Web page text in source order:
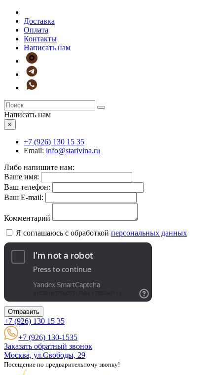
Доставка
Оплата
Контакты
Написать нам
Написать нам
×
+7 (926) 130 15 35
Email: info@starivina.ru
Либо напишите нам:
Ваше имя:
Ваш телефон:
Ваш E-mail:
Комментарий
Я соглашаюсь с обработкой персональных данных
Отправить
+7 (926) 130 15 35
+7 (926) 130-1535
Заказать обратный звонок
Москва, ул.Свободы, 29
Посещение по предварительному звонку!